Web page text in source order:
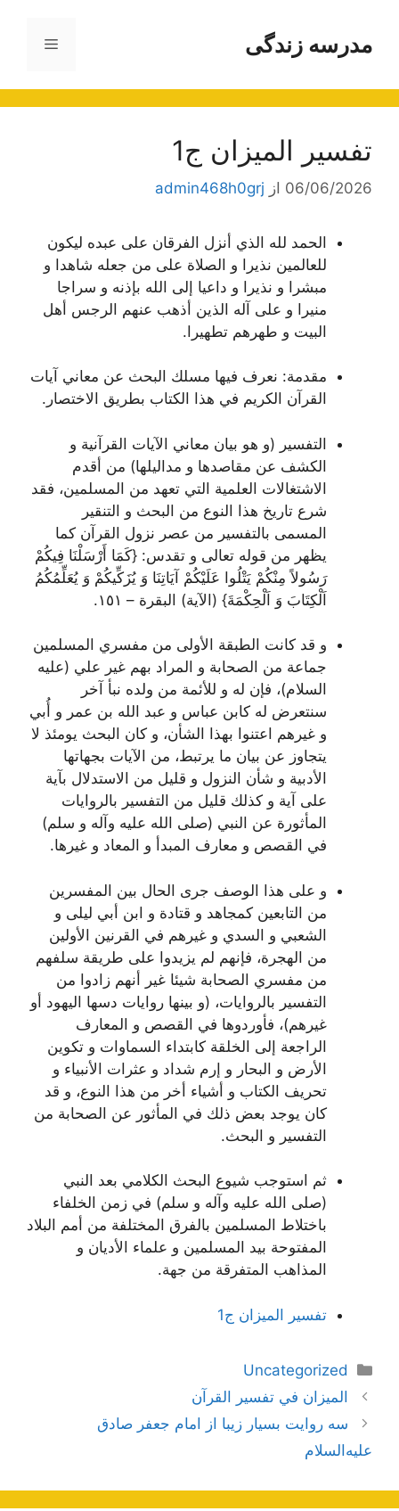
محتوامدرسه زندگی فهرست
تفسير الميزان ج1
06/06/2026 از admin468h0grj
الحمد لله الذي أنزل الفرقان على عبده ليكون
للعالمين نذيرا و الصلاة على من جعله شاهدا و
مبشرا و نذيرا و داعيا إلى الله بإذنه و سراجا
منيرا و على آله الذين أذهب عنهم الرجس أهل
البيت و طهرهم تطهيرا.
مقدمة: نعرف فيها مسلك البحث عن معاني آيات
القرآن الكريم في هذا الكتاب بطريق الاختصار.
التفسير (و هو بيان معاني الآيات القرآنية و
الكشف عن مقاصدها و مداليلها) من أقدم
الاشتغالات العلمية التي تعهد من المسلمين، فقد
شرع تاريخ هذا النوع من البحث و التنقير
المسمى بالتفسير من عصر نزول القرآن كما
يظهر من قوله تعالى و تقدس: {كَمَا أَرْسَلْنَا فِيكُمْ
رَسُولاً مِنْكُمْ يَتْلُوا عَلَيْكُمْ آيَاتِنَا وَ يُزَكِّيكُمْ وَ يُعَلِّمُكُمُ
اَلْكِتَابَ وَ اَلْحِكْمَةَ} (الآية) البقرة – ١٥١.
و قد كانت الطبقة الأولى من مفسري المسلمين
جماعة من الصحابة و المراد بهم غير علي (علیه
السلام)، فإن له و للأئمة من ولده نبأ آخر
سنتعرض له كابن عباس و عبد الله بن عمر و أُبي
و غيرهم اعتنوا بهذا الشأن، و كان البحث يومئذ لا
يتجاوز عن بيان ما يرتبط، من الآيات بجهاتها
الأدبية و شأن النزول و قليل من الاستدلال بآية
على آية و كذلك قليل من التفسير بالروايات
المأثورة عن النبي (صلى الله عليه وآله و سلم)
في القصص و معارف المبدأ و المعاد و غيرها.
و على هذا الوصف جرى الحال بين المفسرين
من التابعين كمجاهد و قتادة و ابن أبي ليلى و
الشعبي و السدي و غيرهم في القرنين الأولين
من الهجرة، فإنهم لم يزيدوا على طريقة سلفهم
من مفسري الصحابة شيئا غير أنهم زادوا من
التفسير بالروايات، (و بينها روايات دسها اليهود أو
غيرهم)، فأوردوها في القصص و المعارف
الراجعة إلى الخلقة كابتداء السماوات و تكوين
الأرض و البحار و إرم شداد و عثرات الأنبياء و
تحريف الكتاب و أشياء أخر من هذا النوع، و قد
كان يوجد بعض ذلك في المأثور عن الصحابة من
التفسير و البحث.
ثم استوجب شيوع البحث الكلامي بعد النبي
(صلى الله عليه وآله و سلم) في زمن الخلفاء
باختلاط المسلمين بالفرق المختلفة من أمم البلاد
المفتوحة بيد المسلمين و علماء الأديان و
المذاهب المتفرقة من جهة.
تفسير الميزان ج1
دسته‌ها
Uncategorized
ناوبری
نوشته‌ها
الميزان في تفسير القرآن
سه روایت بسیار زیبا از امام جعفر صادق
علیه‌السلام